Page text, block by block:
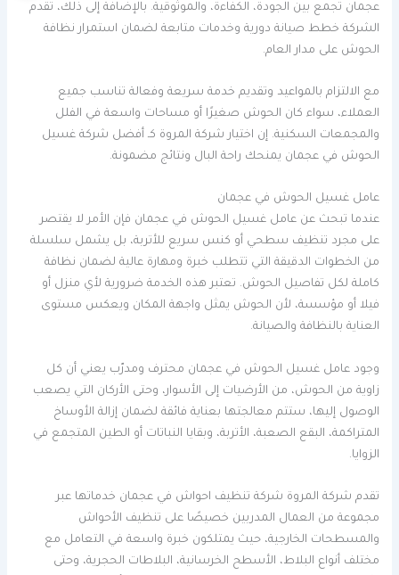
عجمان تجمع بين الجودة، الكفاءة، والموثوقية. بالإضافة إلى ذلك، تقدم
الشركة خطط صيانة دورية وخدمات متابعة لضمان استمرار نظافة
الحوش على مدار العام.
مع الالتزام بالمواعيد وتقديم خدمة سريعة وفعالة تناسب جميع
العملاء، سواء كان الحوش صغيرًا أو مساحات واسعة في الفلل
والمجمعات السكنية. إن اختيار شركة المروة كـ أفضل شركة غسيل
الحوش في عجمان يمنحك راحة البال ونتائج مضمونة.
عامل غسيل الحوش في عجمان
عندما تبحث عن عامل غسيل الحوش في عجمان فإن الأمر لا يقتصر
على مجرد تنظيف سطحي أو كنس سريع للأتربة، بل يشمل سلسلة
من الخطوات الدقيقة التي تتطلب خبرة ومهارة عالية لضمان نظافة
كاملة لكل تفاصيل الحوش. تعتبر هذه الخدمة ضرورية لأي منزل أو
فيلا أو مؤسسة، لأن الحوش يمثل واجهة المكان ويعكس مستوى
العناية بالنظافة والصيانة.
وجود عامل غسيل الحوش في عجمان محترف ومدرّب يعني أن كل
زاوية من الحوش، من الأرضيات إلى الأسوار، وحتى الأركان التي يصعب
الوصول إليها، ستتم معالجتها بعناية فائقة لضمان إزالة الأوساخ
المتراكمة، البقع الصعبة، الأتربة، وبقايا النباتات أو الطين المتجمع في
الزوايا.
تقدم شركة المروة شركة تنظيف احواش في عجمان خدماتها عبر
مجموعة من العمال المدربين خصيصًا على تنظيف الأحواش
والمسطحات الخارجية، حيث يمتلكون خبرة واسعة في التعامل مع
مختلف أنواع البلاط، الأسطح الخرسانية، البلاطات الحجرية، وحتى